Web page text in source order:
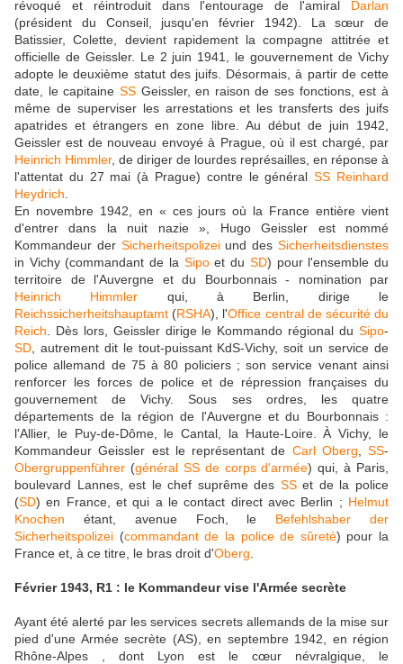
révoqué et réintroduit dans l'entourage de l'amiral Darlan
(président du Conseil, jusqu'en février 1942). La sœur de
Batissier, Colette, devient rapidement la compagne attitrée et
officielle de Geissler. Le 2 juin 1941, le gouvernement de Vichy
adopte le deuxième statut des juifs. Désormais, à partir de cette
date, le capitaine SSGeissler, en raison de ses fonctions, est à
même de superviser les arrestations et les transferts des juifs
apatrides et étrangers en zone libre. Au début de juin 1942,
Geissler est de nouveau envoyé à Prague, où il est chargé, par
Heinrich Himmler, de diriger de lourdes représailles, en réponse à
l'attentat du 27 mai (à Prague) contre le généralSS Reinhard
Heydrich.
En novembre 1942, en « ces jours où la France entière vient
d'entrer dans la nuit nazie », Hugo Geissler est nommé
Kommandeur der Sicherheitspolizeiund desSicherheitsdienstes
in Vichy (commandant de la Sipoet du SD) pour l'ensemble du
territoire de l'Auvergne et du Bourbonnais - nomination par
Heinrich Himmler qui, à Berlin, dirige le
Reichssicherheitshauptamt (RSHA), l'Office central de sécurité du
Reich. Dès lors, Geissler dirige le Kommando régional du Sipo-
SD, autrement dit le tout-puissant KdS-Vichy, soit un service de
police allemand de 75 à 80 policiers ; son service venant ainsi
renforcer les forces de police et de répression françaises du
gouvernement de Vichy. Sous ses ordres, les quatre
départements de la région de l'Auvergne et du Bourbonnais :
l'Allier, le Puy-de-Dôme, le Cantal, la Haute-Loire. À Vichy, le
Kommandeur Geissler est le représentant de Carl Oberg, SS-
Obergruppenführer (général SS de corps d'armée) qui, à Paris,
boulevard Lannes, est le chef suprême des SSet de la police
(SD) en France, et qui a le contact direct avec Berlin ; Helmut
Knochen étant, avenue Foch, le Befehlshaber der
Sicherheitspolizei (commandant de la police de sûreté) pour la
France et, à ce titre, le bras droit d'Oberg.
Février 1943, R1 : le Kommandeur vise l'Armée secrète
Ayant été alerté par les services secrets allemands de la mise sur
pied d'une Armée secrète (AS), en septembre 1942, en région
Rhône-Alpes , dont Lyon est le cœur névralgique, le